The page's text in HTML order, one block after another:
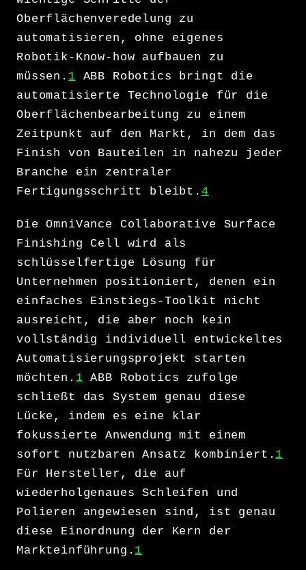
Oberflächenveredelung zu
automatisieren, ohne eigenes
Robotik-Know-how aufbauen zu
müssen. 1 ABB Robotics bringt die
automatisierte Technologie für die
Oberflächenbearbeitung zu einem
Zeitpunkt auf den Markt, in dem das
Finish von Bauteilen in nahezu jeder
Branche ein zentraler
Fertigungsschritt bleibt. 4
Die OmniVance Collaborative Surface
Finishing Cell wird als
schlüsselfertige Lösung für
Unternehmen positioniert, denen ein
einfaches Einstiegs-Toolkit nicht
ausreicht, die aber noch kein
vollständig individuell entwickeltes
Automatisierungsprojekt starten
möchten. 1 ABB Robotics zufolge
schließt das System genau diese
Lücke, indem es eine klar
fokussierte Anwendung mit einem
sofort nutzbaren Ansatz kombiniert. 1
Für Hersteller, die auf
wiederholgenaues Schleifen und
Polieren angewiesen sind, ist genau
diese Einordnung der Kern der
Markteinführung. 1